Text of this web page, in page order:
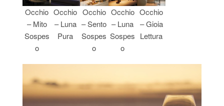
Occhio
– Mito
Sospes
o
Occhio
– Luna
Pura
Occhio
– Sento
Sospes
o
Occhio
– Luna
Sospes
o
Occhio
– Gioia
Lettura